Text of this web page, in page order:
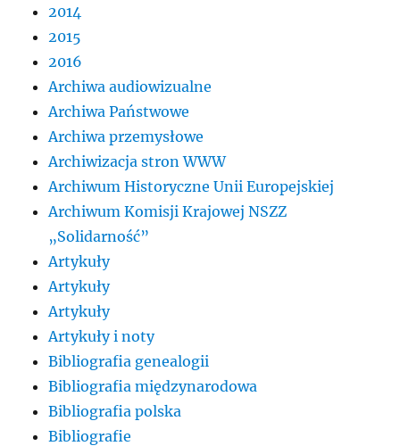
2014
2015
2016
Archiwa audiowizualne
Archiwa Państwowe
Archiwa przemysłowe
Archiwizacja stron WWW
Archiwum Historyczne Unii Europejskiej
Archiwum Komisji Krajowej NSZZ
„Solidarność”
Artykuły
Artykuły
Artykuły
Artykuły i noty
Bibliografia genealogii
Bibliografia międzynarodowa
Bibliografia polska
Bibliografie